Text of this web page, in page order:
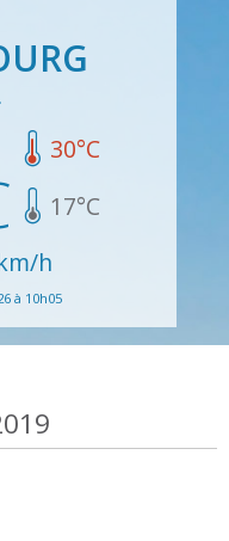
30°C
17°C
h
à 10h05